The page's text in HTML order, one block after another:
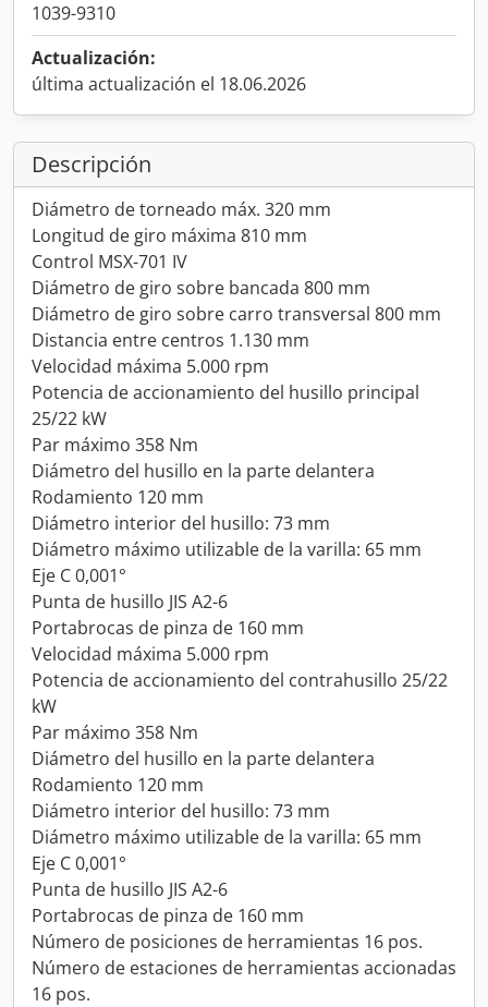
1039-9310
Actualización:
última actualización el 18.06.2026
Descripción
Diámetro de torneado máx. 320 mm
Longitud de giro máxima 810 mm
Control MSX-701 IV
Diámetro de giro sobre bancada 800 mm
Diámetro de giro sobre carro transversal 800 mm
Distancia entre centros 1.130 mm
Velocidad máxima 5.000 rpm
Potencia de accionamiento del husillo principal
25/22 kW
Par máximo 358 Nm
Diámetro del husillo en la parte delantera
Rodamiento 120 mm
Diámetro interior del husillo: 73 mm
Diámetro máximo utilizable de la varilla: 65 mm
Eje C 0,001°
Punta de husillo JIS A2-6
Portabrocas de pinza de 160 mm
Velocidad máxima 5.000 rpm
Potencia de accionamiento del contrahusillo 25/22
kW
Par máximo 358 Nm
Diámetro del husillo en la parte delantera
Rodamiento 120 mm
Diámetro interior del husillo: 73 mm
Diámetro máximo utilizable de la varilla: 65 mm
Eje C 0,001°
Punta de husillo JIS A2-6
Portabrocas de pinza de 160 mm
Número de posiciones de herramientas 16 pos.
Número de estaciones de herramientas accionadas
16 pos.